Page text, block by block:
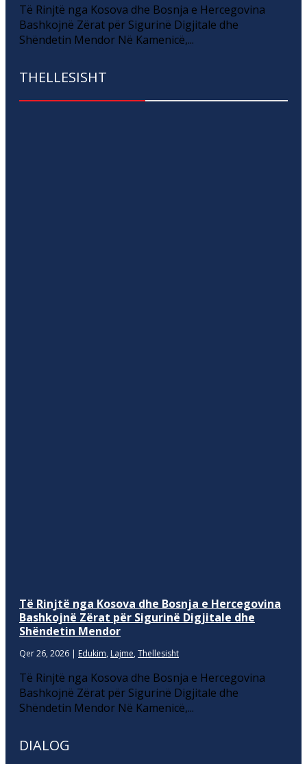
Të Rinjtë nga Kosova dhe Bosnja e Hercegovina
Bashkojnë Zërat për Sigurinë Digjitale dhe
Shëndetin Mendor Në Kamenicë,...
THELLESISHT
Të Rinjtë nga Kosova dhe Bosnja e Hercegovina
Bashkojnë Zërat për Sigurinë Digjitale dhe
Shëndetin Mendor
Qer 26, 2026 | Edukim, Lajme, Thellesisht
Të Rinjtë nga Kosova dhe Bosnja e Hercegovina
Bashkojnë Zërat për Sigurinë Digjitale dhe
Shëndetin Mendor Në Kamenicë,...
DIALOG